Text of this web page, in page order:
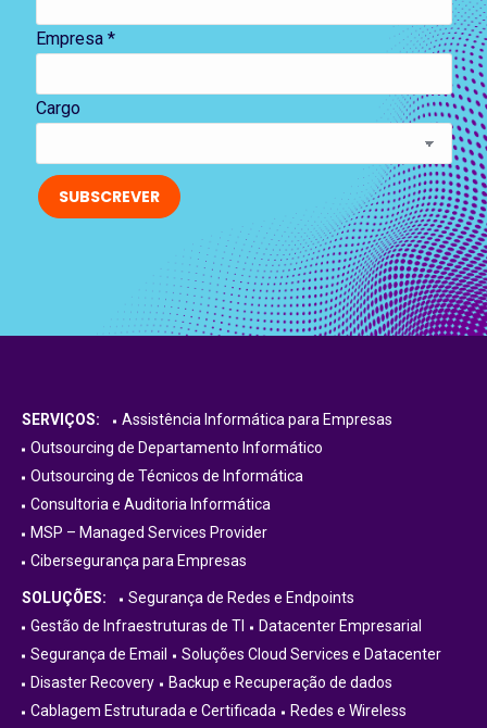
Empresa *
Cargo
SERVIÇOS:
Assistência Informática para Empresas
Outsourcing de Departamento Informático
Outsourcing de Técnicos de Informática
Consultoria e Auditoria Informática
MSP – Managed Services Provider
Cibersegurança para Empresas
SOLUÇÕES:
Segurança de Redes e Endpoints
Gestão de Infraestruturas de TI
Datacenter Empresarial
Segurança de Email
Soluções Cloud Services e Datacenter
Disaster Recovery
Backup e Recuperação de dados
Cablagem Estruturada e Certificada
Redes e Wireless